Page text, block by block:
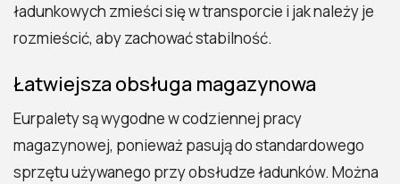
ładunkowych zmieści się w transporcie i jak należy je
rozmieścić, aby zachować stabilność.
Łatwiejsza obsługa magazynowa
Eurpalety są wygodne w codziennej pracy
magazynowej, ponieważ pasują do standardowego
sprzętu używanego przy obsłudze ładunków. Można